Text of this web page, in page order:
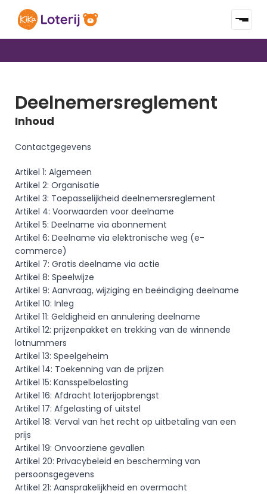
Deelnemers­reglement
Inhoud
Contactgegevens
Artikel 1: Algemeen
Artikel 2: Organisatie
Artikel 3: Toepasselijkheid deelnemersreglement
Artikel 4: Voorwaarden voor deelname
Artikel 5: Deelname via abonnement
Artikel 6: Deelname via elektronische weg (e-
commerce)
Artikel 7: Gratis deelname via actie
Artikel 8: Speelwijze
Artikel 9: Aanvraag, wijziging en beëindiging deelname
Artikel 10: Inleg
Artikel 11: Geldigheid en annulering deelname
Artikel 12: prijzenpakket en trekking van de winnende
lotnummers
Artikel 13: Speelgeheim
Artikel 14: Toekenning van de prijzen
Artikel 15: Kansspelbelasting
Artikel 16: Afdracht loterijopbrengst
Artikel 17: Afgelasting of uitstel
Artikel 18: Verval van het recht op uitbetaling van een
prijs
Artikel 19: Onvoorziene gevallen
Artikel 20: Privacybeleid en bescherming van
persoonsgegevens
Artikel 21: Aansprakelijkheid en overmacht